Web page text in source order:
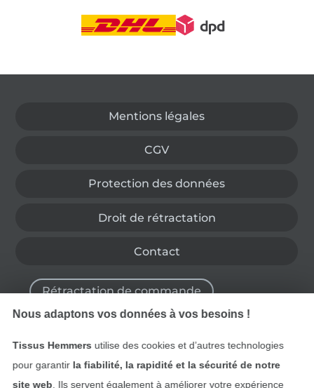
Mentions légales
CGV
Protection des données
Droit de rétractation
Contact
Rétractation de commande
Nous adaptons vos données à vos besoins !
Tissus Hemmers utilise des cookies et d’autres technologies
pour garantir la fiabilité, la rapidité et la sécurité de notre
site web . Ils servent également à améliorer votre expérience